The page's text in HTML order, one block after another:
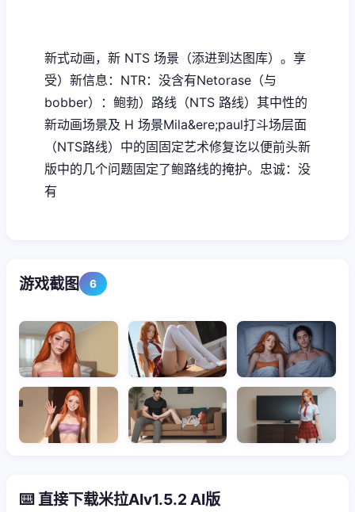
新式动画，新 NTS 场景（添进到达图库）。享
受）新信息：NTR：没含有Netorase（与
bobber）：鲍勃）路线（NTS 路线）其中性的
新动画场景及 H 场景Mila&ere;paul打斗场层面
（NTS路线）中的固固定艺术修复讫以便前头新
版中的几个问题固定了鲍路线的掩护。忠诚：没
有
游戏截图 6
⌨️ 直接下载米拉AIv1.5.2 AI版